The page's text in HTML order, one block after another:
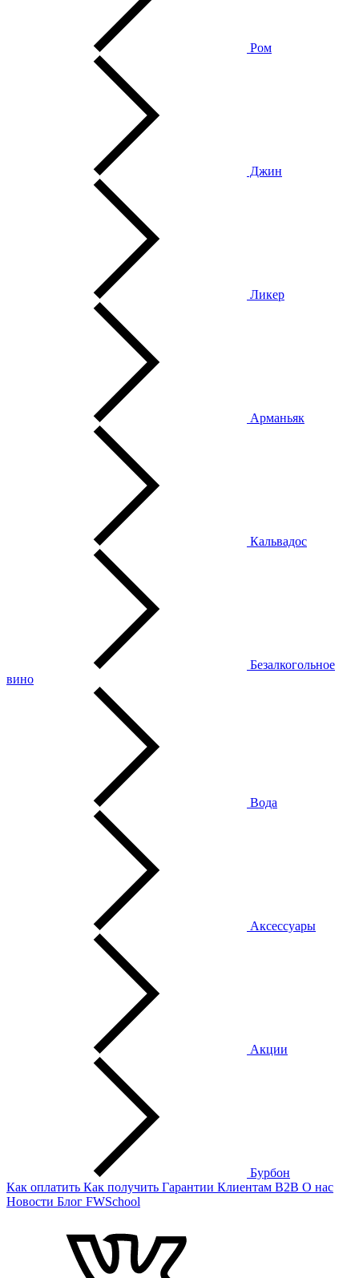
Ром
Джин
Ликер
Арманьяк
Кальвадос
Безалкогольное
вино
Вода
Аксессуары
Акции
Бурбон
Как оплатить Как получить Гарантии Клиентам B2B О нас
Новости Блог FWSchool